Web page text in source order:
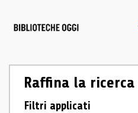
Raffina la ricerca
Filtri applicati